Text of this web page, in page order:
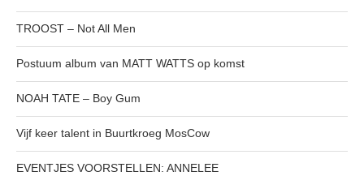
TROOST – Not All Men
Postuum album van MATT WATTS op komst
NOAH TATE – Boy Gum
Vijf keer talent in Buurtkroeg MosCow
EVENTJES VOORSTELLEN: ANNELEE